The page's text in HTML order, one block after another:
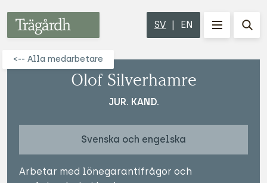
SV EN MENY
Olof Silverhamre
JUR. KAND.
Svenska och engelska
Arbetar med lönegarantifrågor och
<-- Alla medarbetare